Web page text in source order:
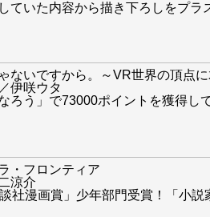
ていた内容から描き下ろしをプラ
ないですから。～VR世界の頂点
伊咲ウタ
ろう」で73000ポイントを獲得し
・フロンティア
涼介
社漫画賞」少年部門受賞！「小説